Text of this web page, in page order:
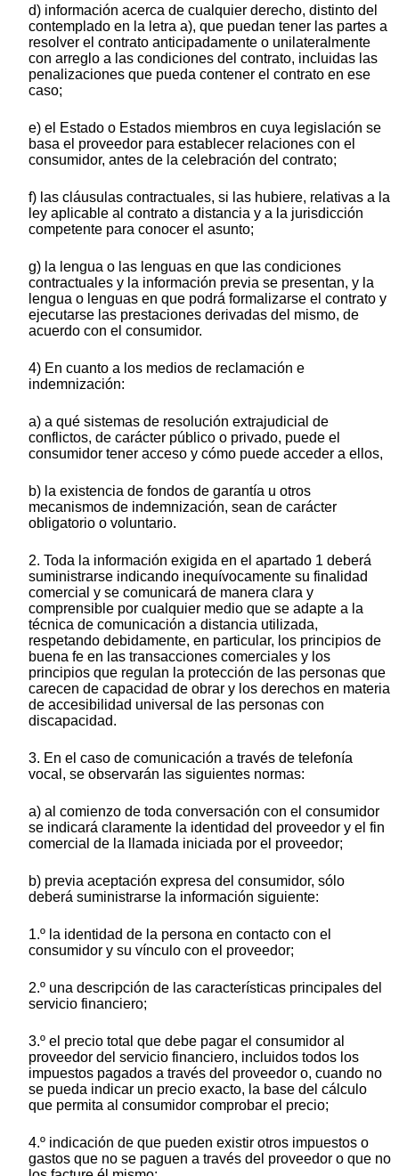
d) información acerca de cualquier derecho, distinto del
contemplado en la letra a), que puedan tener las partes a
resolver el contrato anticipadamente o unilateralmente
con arreglo a las condiciones del contrato, incluidas las
penalizaciones que pueda contener el contrato en ese
caso;
e) el Estado o Estados miembros en cuya legislación se
basa el proveedor para establecer relaciones con el
consumidor, antes de la celebración del contrato;
f) las cláusulas contractuales, si las hubiere, relativas a la
ley aplicable al contrato a distancia y a la jurisdicción
competente para conocer el asunto;
g) la lengua o las lenguas en que las condiciones
contractuales y la información previa se presentan, y la
lengua o lenguas en que podrá formalizarse el contrato y
ejecutarse las prestaciones derivadas del mismo, de
acuerdo con el consumidor.
4) En cuanto a los medios de reclamación e
indemnización:
a) a qué sistemas de resolución extrajudicial de
conflictos, de carácter público o privado, puede el
consumidor tener acceso y cómo puede acceder a ellos,
b) la existencia de fondos de garantía u otros
mecanismos de indemnización, sean de carácter
obligatorio o voluntario.
2. Toda la información exigida en el apartado 1 deberá
suministrarse indicando inequívocamente su finalidad
comercial y se comunicará de manera clara y
comprensible por cualquier medio que se adapte a la
técnica de comunicación a distancia utilizada,
respetando debidamente, en particular, los principios de
buena fe en las transacciones comerciales y los
principios que regulan la protección de las personas que
carecen de capacidad de obrar y los derechos en materia
de accesibilidad universal de las personas con
discapacidad.
3. En el caso de comunicación a través de telefonía
vocal, se observarán las siguientes normas:
a) al comienzo de toda conversación con el consumidor
se indicará claramente la identidad del proveedor y el fin
comercial de la llamada iniciada por el proveedor;
b) previa aceptación expresa del consumidor, sólo
deberá suministrarse la información siguiente:
1.º la identidad de la persona en contacto con el
consumidor y su vínculo con el proveedor;
2.º una descripción de las características principales del
servicio financiero;
3.º el precio total que debe pagar el consumidor al
proveedor del servicio financiero, incluidos todos los
impuestos pagados a través del proveedor o, cuando no
se pueda indicar un precio exacto, la base del cálculo
que permita al consumidor comprobar el precio;
4.º indicación de que pueden existir otros impuestos o
gastos que no se paguen a través del proveedor o que no